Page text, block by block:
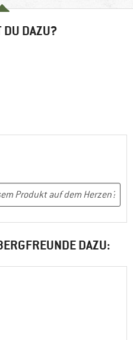
DU DAZU?
DAZU: